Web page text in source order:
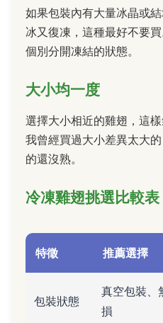
如果包裝內有大量冰晶或
冰又復凍，這種最好不要
個別分開凍結的狀態。
大小均一度
選擇大小相近的雞翅，這
我曾經買過大小差異太大
的還沒熟。
冷凍雞翅挑選比較表
特徵 推薦選擇
包裝狀態
真空包裝、
損